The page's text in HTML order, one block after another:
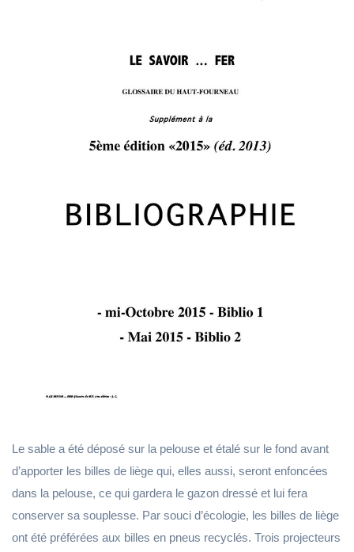
Le sable a été déposé sur la pelouse et étalé sur le fond avant
d’apporter les billes de liège qui, elles aussi, seront enfoncées
dans la pelouse, ce qui gardera le gazon dressé et lui fera
conserver sa souplesse. Par souci d’écologie, les billes de liège
ont été préférées aux billes en pneus recyclés. Trois projecteurs